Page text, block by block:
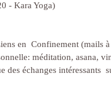
- Kara Yoga)
en  Confinement (mails
méditation, asana,
des échanges intéressants